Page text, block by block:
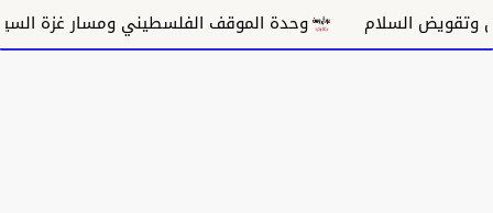
وحدة الموقف الفلسطيني ومسار غزة السياسي